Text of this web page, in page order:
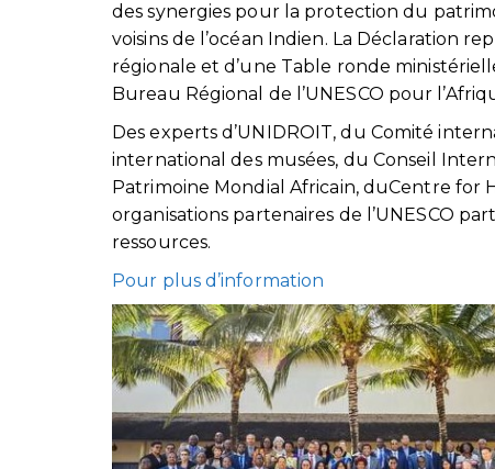
des synergies pour la protection du
voisins de l’océan Indien. La Déclaration
régionale et d’une Table ronde
Bureau Régional de l’UNESCO pour
Des experts d’UNIDROIT, du Comité
international des musées, du Conseil
Patrimoine Mondial Africain, duCentre for
organisations partenaires de l’UNESCO
ressources.
Pour plus d’information